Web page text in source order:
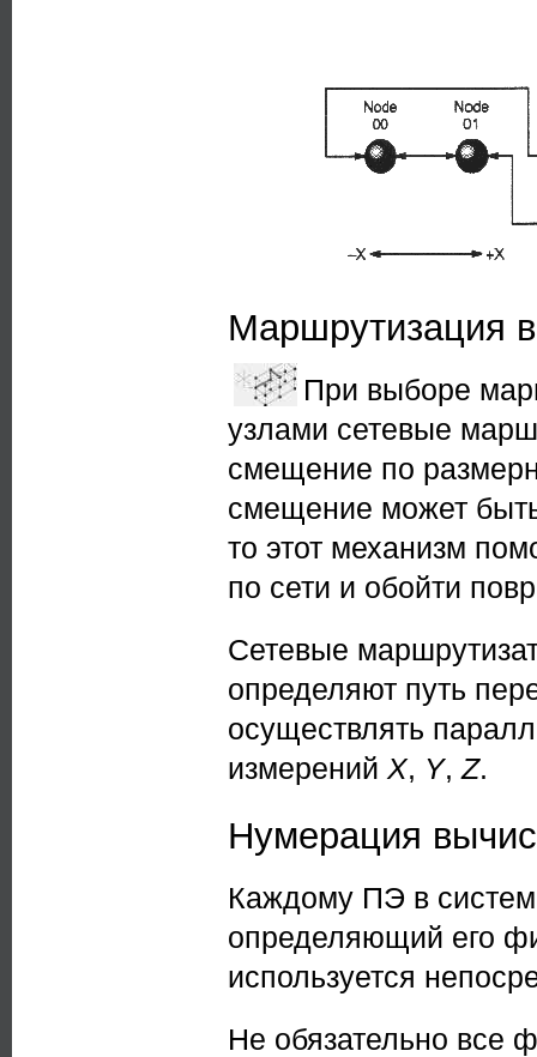
Маршрутизация
При выборе
узлами сетевые
смещение по
смещение может
то этот механизм
по сети и обойти
Сетевые
определяют путь
осуществлять
измерений X, Y,Z.
Нумерация
Каждому ПЭ в
определяющий его
используется
Не обязательно все